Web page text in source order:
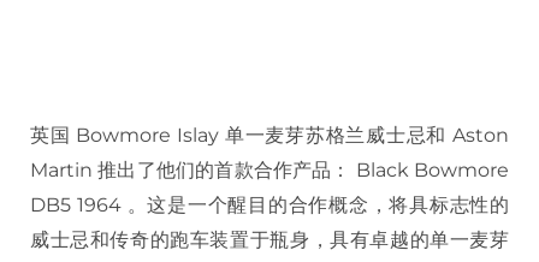
英国 Bowmore Islay 单一麦芽苏格兰威士忌和 Aston
Martin 推出了他们的首款合作产品： Black Bowmore
DB5 1964 。这是一个醒目的合作概念，将具标志性的
威士忌和传奇的跑车装置于瓶身，具有卓越的单一麦芽